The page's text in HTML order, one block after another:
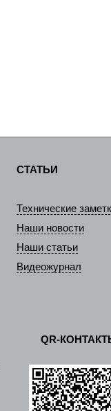
СТАТЬИ
Технические
Наши новости
Наши статьи
Видеожурнал
QR-